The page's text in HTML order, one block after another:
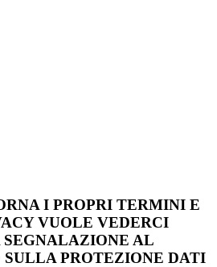
I PROPRI TERMINI E
VUOLE VEDERCI
AL
SULLA PROTEZIONE DATI